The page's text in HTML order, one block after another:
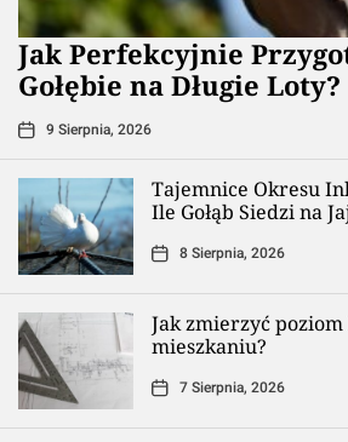
Jak Perfekcyjnie
Gołębie na Długie Loty?
9 Sierpnia, 2026
Tajemnice Okresu
Ile Gołąb Siedzi na
8 Sierpnia, 2026
Jak zmierzyć poziom
mieszkaniu?
7 Sierpnia, 2026